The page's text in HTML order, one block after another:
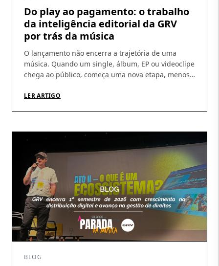
Do play ao pagamento: o trabalho
da inteligência editorial da GRV
por trás da música
O lançamento não encerra a trajetória de uma
música. Quando um single, álbum, EP ou videoclipe
chega ao público, começa uma nova etapa, menos
circulação das obras, identificar utilizações, conferir
LER ARTIGO
BLOG